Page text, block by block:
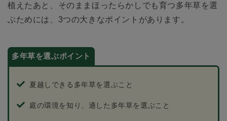
植えたあと、そのままほったらかしでも育つ多年草を選
ぶためには、3つの大きなポイントがあります。
多年草を選ぶポイント
夏越しできる多年草を選ぶこと
庭の環境を知り、適した多年草を選ぶこと